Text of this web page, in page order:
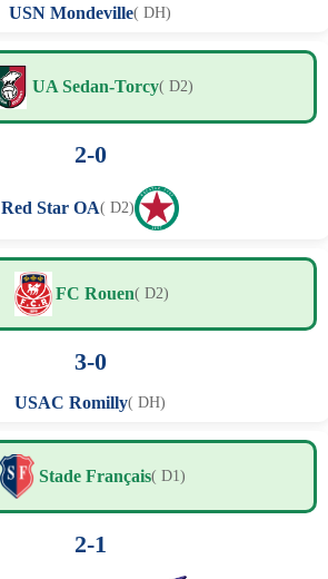
USN Mondeville( DH)
UA Sedan-Torcy( D2)
2-0
Red Star OA( D2)
FC Rouen( D2)
3-0
USAC Romilly( DH)
Stade Français( D1)
2-1